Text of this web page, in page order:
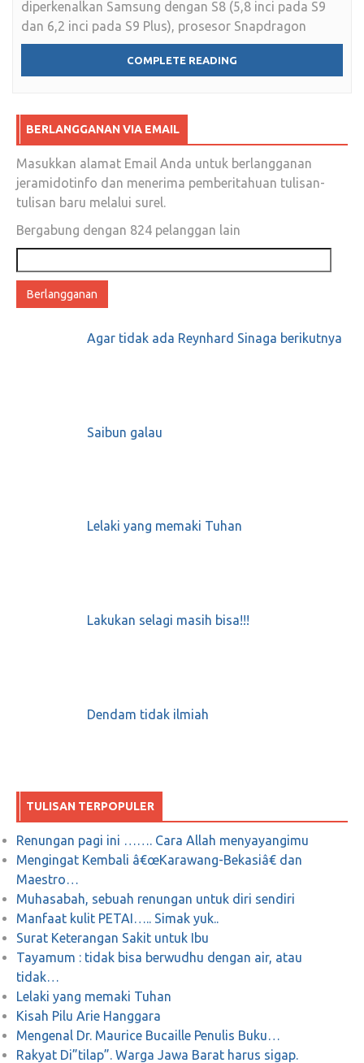
diperkenalkan Samsung dengan S8 (5,8 inci pada S9
dan 6,2 inci pada S9 Plus), prosesor Snapdragon
COMPLETE READING
BERLANGGANAN VIA EMAIL
Masukkan alamat Email Anda untuk berlangganan
jeramidotinfo dan menerima pemberitahuan tulisan-
tulisan baru melalui surel.
Bergabung dengan 824 pelanggan lain
email
Agar tidak ada Reynhard Sinaga berikutnya
Saibun galau
Lelaki yang memaki Tuhan
Lakukan selagi masih bisa!!!
Dendam tidak ilmiah
TULISAN TERPOPULER
Renungan pagi ini ……. Cara Allah menyayangimu
Mengingat Kembali â€œKarawang-Bekasiâ€ dan
Maestro…
Muhasabah, sebuah renungan untuk diri sendiri
Manfaat kulit PETAI….. Simak yuk..
Surat Keterangan Sakit untuk Ibu
Tayamum : tidak bisa berwudhu dengan air, atau
tidak…
Lelaki yang memaki Tuhan
Kisah Pilu Arie Hanggara
Mengenal Dr. Maurice Bucaille Penulis Buku…
Rakyat Di”tilap”. Warga Jawa Barat harus sigap.